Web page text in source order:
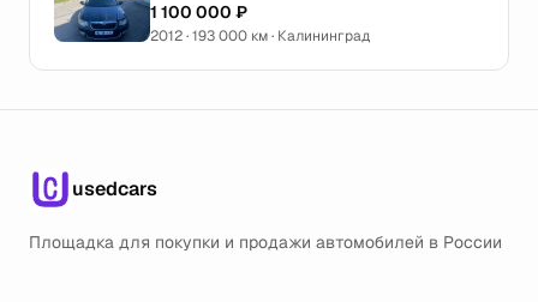
1 100 000 ₽
2012 · 193 000 км · Калининград
usedcars
Площадка для покупки и продажи автомобилей в России